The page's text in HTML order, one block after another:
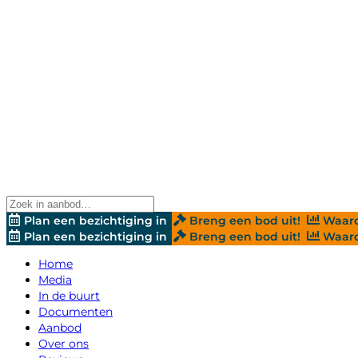
Plan een bezichtiging in Breng een bod uit!
Plan een bezichtiging in
Breng een bod uit!
Home
Media
In de buurt
Documenten
Aanbod
Over ons